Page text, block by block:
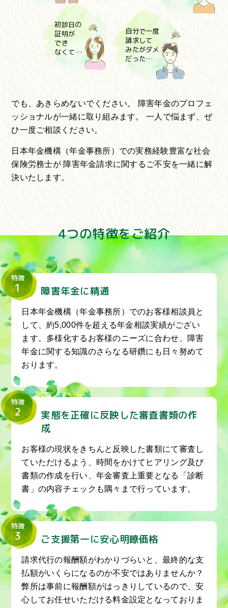
初診日の
証明が
でき
なくて…
自分で一度
請求して
みたがダメ
だった…
でも、あきらめないでください。
障害年金のプロフェ
ッショナルが一緒に取り組みます。
一人で悩まず、ぜ
ひ一度ご相談ください。
日本年金機構（年金事務所）での実務経験豊富な社会
保険労務士が 障害年金請求に関するご不安を一緒に解
決いたします。
4つの特徴をご紹介
特徴
1 障害年金に精通
日本年金機構（年金事務所）でのお客様相談員と
して、約5,000件を超える年金相談実績がござい
ます。多様化するお客様のニーズに合わせ、障害
年金に関する知識のさらなる研鑽にも日々努めて
おります。
特徴
2
実態を正確に反映した審査書類の作
成
お客様の現状をきちんと反映した書類にて審査し
ていただけるよう、時間をかけてヒアリング及び
書類の作成を行い、年金審査上重要となる「診断
書」の内容チェックも隅々まで行っています。
特徴
3 ご支援第一に安心明瞭価格
請求代行の報酬額がわかりづらいと、最終的な支
払額がいくらになるのか不安ではありませんか？
弊所は事前に報酬額がはっきりしているので、安
心してお任せいただける料金設定となっておりま